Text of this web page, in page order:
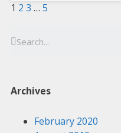
1 2 3 … 5
Archives
February 2020